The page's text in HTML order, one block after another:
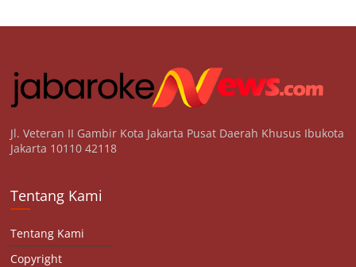
Jl. Veteran II Gambir Kota Jakarta Pusat Daerah Khusus Ibukota
Jakarta 10110 42118
Tentang Kami
Tentang Kami
Copyright